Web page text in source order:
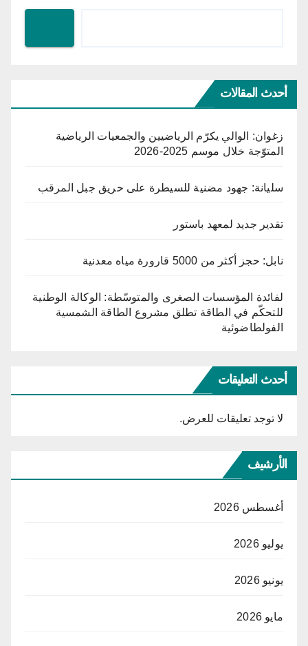
أحدث المقالات
زغوان: الوالي يكرّم الرياضيين والجمعيات الرياضية
المتوّجة خلال موسم 2025-2026
سليانة: جهود مضنية للسيطرة على حريق جبل المرقب
تقدير جديد لمعهد باستور
نابل: حجز أكثر من 5000 قارورة مياه معدنية
لفائدة المؤسسات الصغرى والمتوسّطة: الوكالة الوطنية
للتحكّم في الطاقة تطلق مشروع الطاقة الشمسية
الفولطاضوئية
أحدث التعليقات
لا توجد تعليقات للعرض.
الأرشيف
أغسطس 2026
يوليو 2026
يونيو 2026
مايو 2026